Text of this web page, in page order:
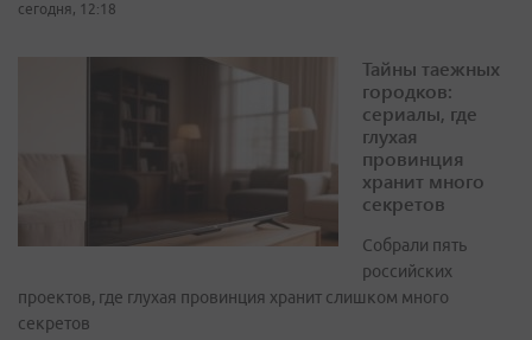
сегодня, 12:18
Тайны таежных
городков:
сериалы, где
глухая
провинция
хранит много
секретов
Собрали пять
российских
проектов, где глухая провинция хранит слишком много
секретов